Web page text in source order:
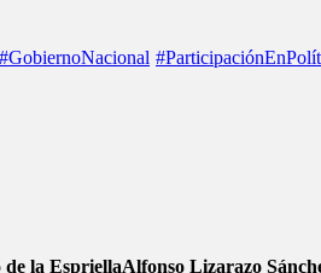
#GobiernoNacional
de la EspriellaAlfonso Lizarazo